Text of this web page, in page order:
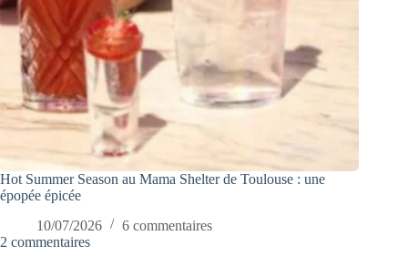
Hot Summer Season au Mama Shelter de Toulouse : une
épopée épicée
10/07/2026
6 commentaires
2 commentaires